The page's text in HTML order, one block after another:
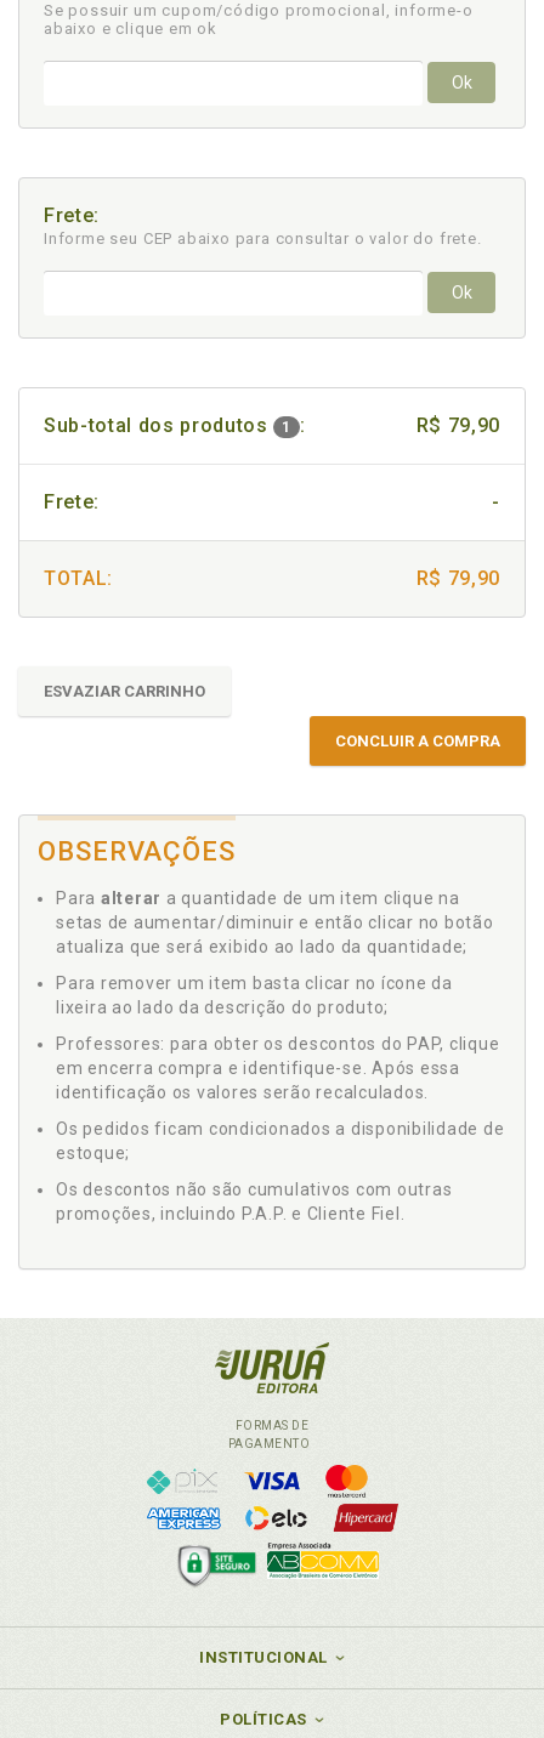
Se possuir um cupom/código promocional, informe-o
abaixo e clique em ok
Ok
Frete:
Informe seu CEP abaixo para consultar o valor do frete.
Ok
Sub-total dos produtos 1 : R$ 79,90
Frete: -
TOTAL: R$ 79,90
ESVAZIAR CARRINHO
CONCLUIR A COMPRA
OBSERVAÇÕES
Para alterar a quantidade de um item clique na
setas de aumentar/diminuir e então clicar no botão
atualiza que será exibido ao lado da quantidade;
Para remover um item basta clicar no ícone da
lixeira ao lado da descrição do produto;
Professores: para obter os descontos do PAP, clique
em encerra compra e identifique-se. Após essa
identificação os valores serão recalculados.
Os pedidos ficam condicionados a disponibilidade de
estoque;
Os descontos não são cumulativos com outras
promoções, incluindo P.A.P. e Cliente Fiel.
FORMAS DE
PAGAMENTO
INSTITUCIONAL
POLÍTICAS